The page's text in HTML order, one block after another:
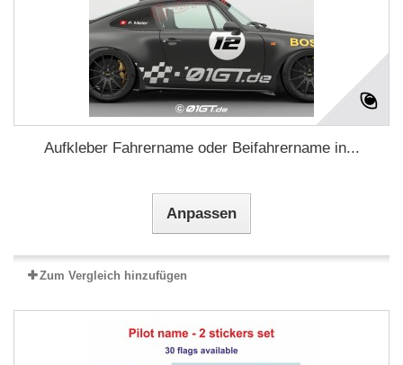
Aufkleber Fahrername oder Beifahrername in...
Anpassen
Zum Vergleich hinzufügen